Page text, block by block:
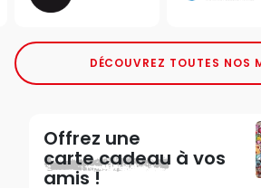
DÉCOUVREZ TOUTES NOS
Offrez une
carte cadeau à vos
amis !